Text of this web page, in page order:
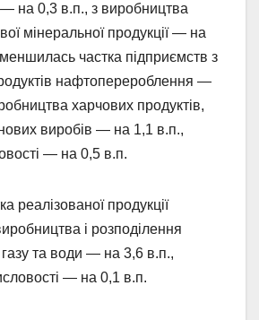
на 0,3 в.п., з виробництва
мінеральної продукції — на
частка підприємств з
нафтоперероблення —
харчових продуктів,
виробів — на 1,1 в.п.,
— на 0,5 в.п.
реалізованої продукції
і розподілення
газу та води — на 3,6 в.п.,
— на 0,1 в.п.